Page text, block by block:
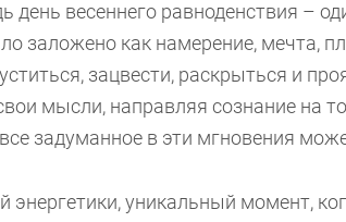
день весеннего равноденствия –
заложено как намерение, мечта,
зацвести, раскрыться и
мысли, направляя сознание на
задуманное в эти мгновения
энергетики, уникальный момент,